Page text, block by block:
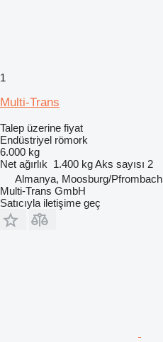
1
Multi-Trans
Talep üzerine fiyat
Endüstriyel römork
6.000 kg
Net ağırlık 1.400 kgAks sayısı 2
Almanya, Moosburg/Pfrombach
Multi-Trans GmbH
Satıcıyla iletişime geç